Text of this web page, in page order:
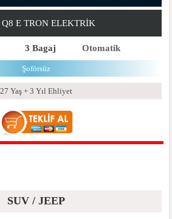
E TRON ELEKTRIK
3 Bagaj Otomatik
Şoförsüz
27 Yaş + 3 Yıl Ehliyet
SUV / JEEP